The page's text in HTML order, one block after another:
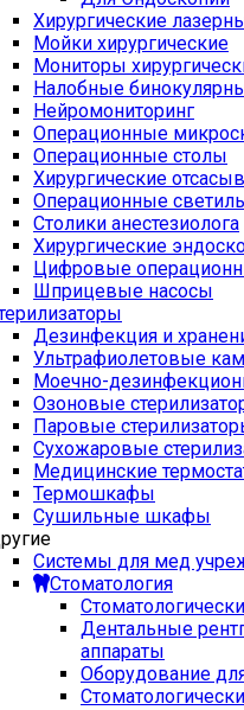
Хирургические
Мойки хирургические
Мониторы
Налобные
Нейромониторинг
Операционные
Операционные столы
Хирургические
Операционные
Столики анестезиолога
Хирургические
Цифровые
Шприцевые насосы
Дезинфекция и
Ультрафиолетовые
Моечно-
Озоновые
Паровые
Сухожаровые
Медицинские
Термошкафы
Сушильные шкафы
Системы для мед
Стоматология
Дентальные
аппараты
Оборудование